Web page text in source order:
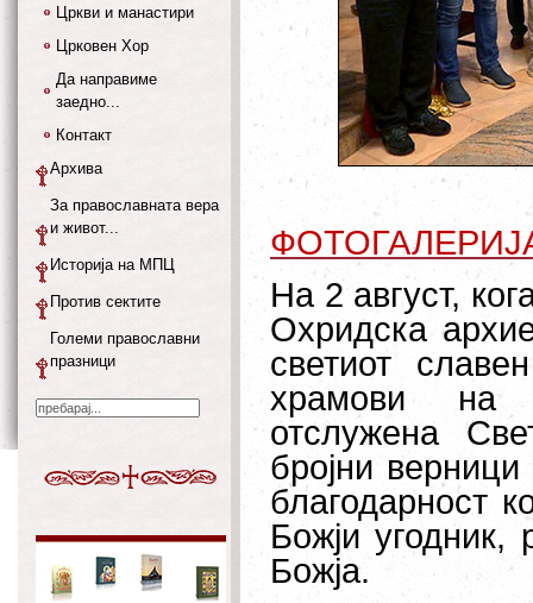
На 2 август,
Охридска
светиот
храмови на
отслужена
бројни верници
благодарност
Божји угодник,
Божја.
Цркви и манастири
Црковен Хор
Да направиме
заедно...
Контакт
Архива
За православната вера
и живот...
Историја на МПЦ
Против сектите
Големи православни
празници